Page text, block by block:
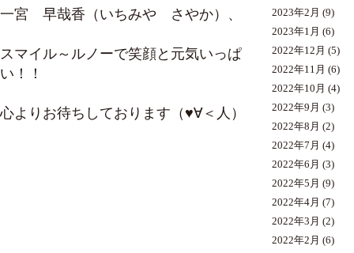
一宮 早哉香（いちみや さやか） 、
スマイル～ルノーで笑顔と元気いっぱ
い！！
心よりお待ちしております（♥∀＜人）
2023年2月 (9)
2023年1月 (6)
2022年12月 (5)
2022年11月 (6)
2022年10月 (4)
2022年9月 (3)
2022年8月 (2)
2022年7月 (4)
2022年6月 (3)
2022年5月 (9)
2022年4月 (7)
2022年3月 (2)
2022年2月 (6)